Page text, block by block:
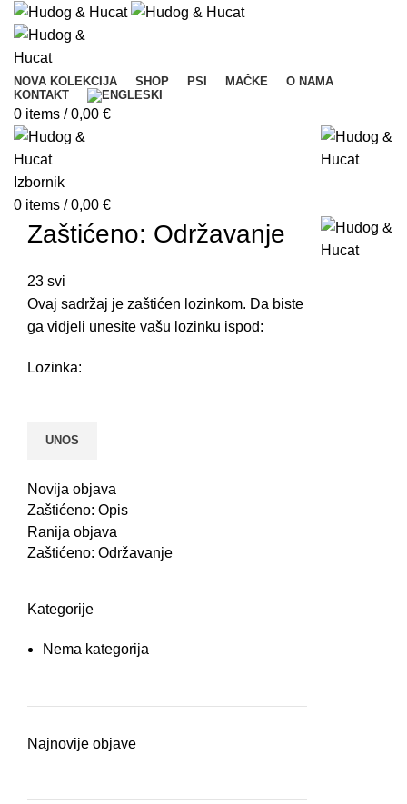
NOVA KOLEKCIJA SHOP PSI MAČKE
O NAMA
KONTAKT
0 items / 0,00 €
Izbornik
0 items / 0,00 €
Zaštićeno: Održavanje
23 svi
Ovaj sadržaj je zaštićen lozinkom. Da biste
ga vidjeli unesite vašu lozinku ispod:
Lozinka:
Novija objava
Zaštićeno: Opis
Ranija objava
Zaštićeno: Održavanje
Kategorije
Nema kategorija
Najnovije objave